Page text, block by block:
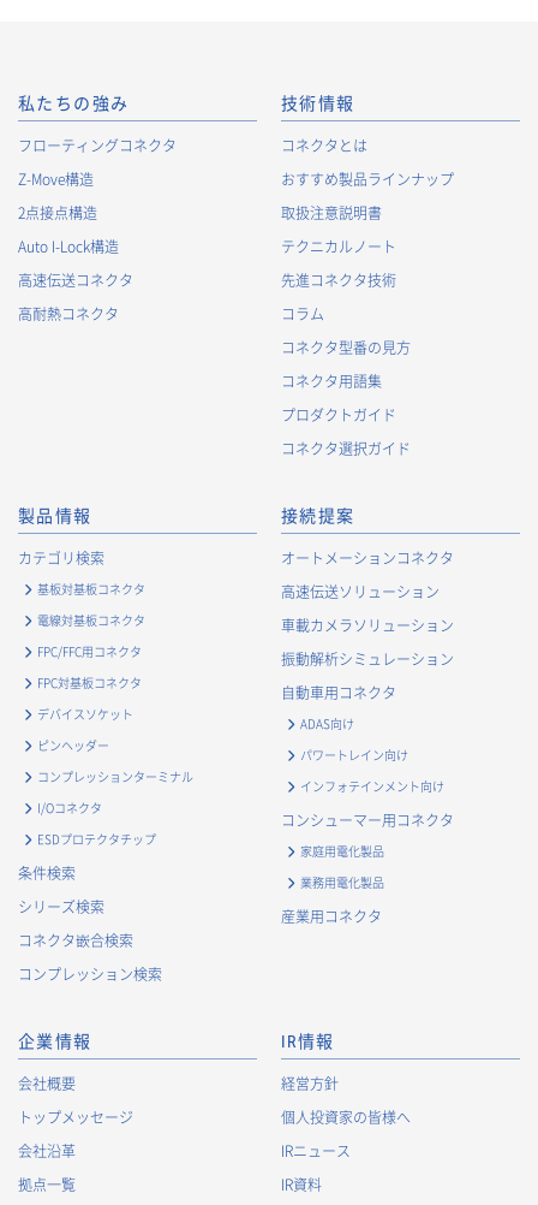
私たちの強み
フローティングコネクタ
Z-Move構造
2点接点構造
Auto I-Lock構造
高速伝送コネクタ
高耐熱コネクタ
技術情報
コネクタとは
おすすめ製品ラインナップ
取扱注意説明書
テクニカルノート
先進コネクタ技術
コラム
コネクタ型番の見方
コネクタ用語集
プロダクトガイド
コネクタ選択ガイド
製品情報
カテゴリ検索
基板対基板コネクタ
電線対基板コネクタ
FPC/FFC用コネクタ
FPC対基板コネクタ
デバイスソケット
ピンヘッダー
コンプレッションターミナル
I/Oコネクタ
ESDプロテクタチップ
条件検索
シリーズ検索
コネクタ嵌合検索
コンプレッション検索
接続提案
オートメーションコネクタ
高速伝送ソリューション
車載カメラソリューション
振動解析シミュレーション
自動車用コネクタ
ADAS向け
パワートレイン向け
インフォテインメント向け
コンシューマー用コネクタ
家庭用電化製品
業務用電化製品
産業用コネクタ
企業情報
会社概要
トップメッセージ
会社沿革
拠点一覧
IR情報
経営方針
個人投資家の皆様へ
IRニュース
IR資料